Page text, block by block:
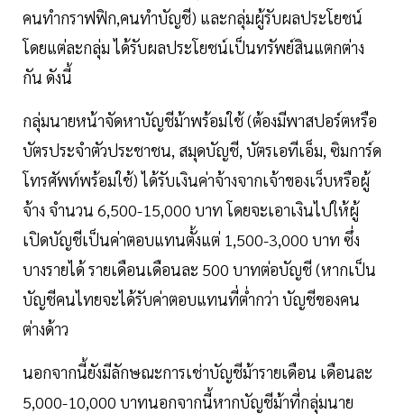
คนทำกราฟฟิก,คนทำบัญชี) และกลุ่มผู้รับผลประโยชน์
โดยแต่ละกลุ่ม ได้รับผลประโยชน์เป็นทรัพย์สินแตกต่าง
กัน ดังนี้
กลุ่มนายหน้าจัดหาบัญชีม้าพร้อมใช้ (ต้องมีพาสปอร์ตหรือ
บัตรประจำตัวประชาชน, สมุดบัญชี, บัตรเอทีเอ็ม, ซิมการ์ด
โทรศัพท์พร้อมใช้) ได้รับเงินค่าจ้างจากเจ้าของเว็บหรือผู้
จ้าง จำนวน 6,500-15,000 บาท โดยจะเอาเงินไปให้ผู้
เปิดบัญชีเป็นค่าตอบแทนตั้งแต่ 1,500-3,000 บาท ซึ่ง
บางรายได้ รายเดือนเดือนละ 500 บาทต่อบัญชี (หากเป็น
บัญชีคนไทยจะได้รับค่าตอบแทนที่ต่ำกว่า บัญชีของคน
ต่างด้าว
นอกจากนี้ยังมีลักษณะการเช่าบัญชีม้ารายเดือน เดือนละ
5,000-10,000 บาทนอกจากนี้หากบัญชีม้าที่กลุ่มนาย